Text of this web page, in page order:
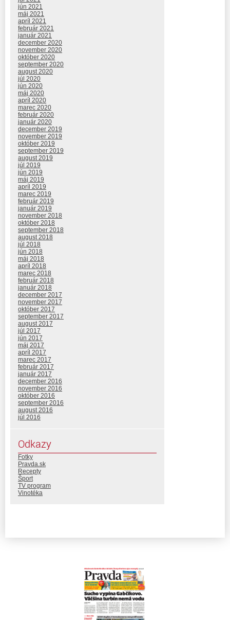
jún 2021
máj 2021
apríl 2021
február 2021
január 2021
december 2020
november 2020
október 2020
september 2020
august 2020
júl 2020
jún 2020
máj 2020
apríl 2020
marec 2020
február 2020
január 2020
december 2019
november 2019
október 2019
september 2019
august 2019
júl 2019
jún 2019
máj 2019
apríl 2019
marec 2019
február 2019
január 2019
november 2018
október 2018
september 2018
august 2018
júl 2018
jún 2018
máj 2018
apríl 2018
marec 2018
február 2018
január 2018
december 2017
november 2017
október 2017
september 2017
august 2017
júl 2017
jún 2017
máj 2017
apríl 2017
marec 2017
február 2017
január 2017
december 2016
november 2016
október 2016
september 2016
august 2016
júl 2016
Odkazy
Fotky
Pravda.sk
Recepty
Šport
TV program
Vinotéka